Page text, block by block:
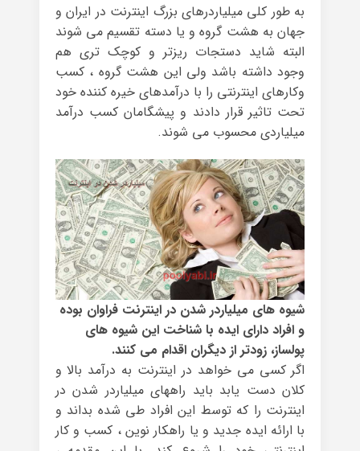
به طور کلی میلیاردرهای بزرگ اینترنت در ایران و
جهان به هشت گروه و یا دسته تقسیم می شوند
البته شاید دستجات ریزتر و کوچک تری هم
وجود داشته باشد ولی این هشت گروه ، کسب
وکارهای اینترنتی را با درآمدهای خیره کننده خود
تحت تاثیر قرار دادند و پیشگامان کسب درآمد
میلیاردی محسوب می شوند.
شیوه های میلیاردر شدن در اینترنت فراوان بوده
و افراد دارای ایده با شناخت این شیوه های
پولساز، زودتر از دیگران اقدام می کنند.
اگر کسی می خواهد در اینترنت به درآمد بالا و
کلان دست یابد باید راههای میلیاردر شدن در
اینترنت را که توسط این افراد طی شده بداند و
با ارائه ایده جدید و یا راهکار نوین ، کسب و کار